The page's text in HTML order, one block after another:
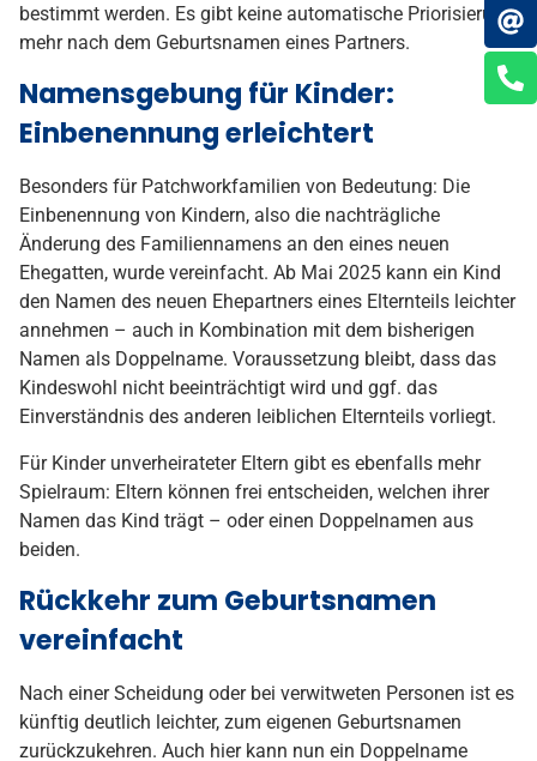
bestimmt werden. Es gibt keine automatische Priorisierung
mehr nach dem Geburtsnamen eines Partners.
Namensgebung für Kinder:
Einbenennung erleichtert
Besonders für Patchworkfamilien von Bedeutung: Die
Einbenennung von Kindern, also die nachträgliche
Änderung des Familiennamens an den eines neuen
Ehegatten, wurde vereinfacht. Ab Mai 2025 kann ein Kind
den Namen des neuen Ehepartners eines Elternteils leichter
annehmen – auch in Kombination mit dem bisherigen
Namen als Doppelname. Voraussetzung bleibt, dass das
Kindeswohl nicht beeinträchtigt wird und ggf. das
Einverständnis des anderen leiblichen Elternteils vorliegt.
Für Kinder unverheirateter Eltern gibt es ebenfalls mehr
Spielraum: Eltern können frei entscheiden, welchen ihrer
Namen das Kind trägt – oder einen Doppelnamen aus
beiden.
Rückkehr zum Geburtsnamen
vereinfacht
Nach einer Scheidung oder bei verwitweten Personen ist es
künftig deutlich leichter, zum eigenen Geburtsnamen
zurückzukehren. Auch hier kann nun ein Doppelname